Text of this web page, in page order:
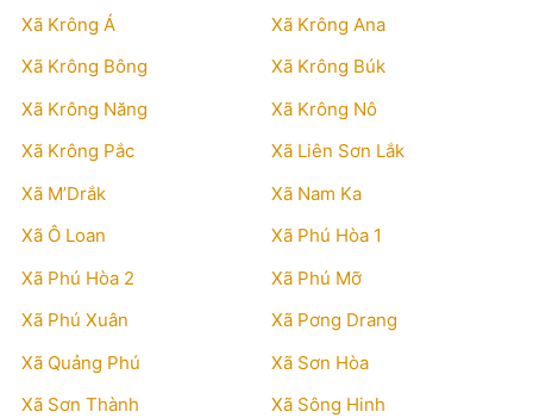
Xã Krông Á
Xã Krông Ana
Xã Krông Bông
Xã Krông Búk
Xã Krông Năng
Xã Krông Nô
Xã Krông Pắc
Xã Liên Sơn Lắk
Xã M’Drắk
Xã Nam Ka
Xã Ô Loan
Xã Phú Hòa 1
Xã Phú Hòa 2
Xã Phú Mỡ
Xã Phú Xuân
Xã Pơng Drang
Xã Quảng Phú
Xã Sơn Hòa
Xã Sơn Thành
Xã Sông Hinh